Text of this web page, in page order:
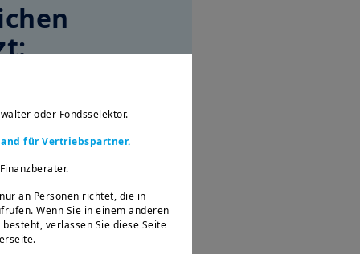
Naturkapitals
fördern
oder Fondsselektor.
für Vertriebspartner.
an Personen richtet, die in
Wenn Sie in einem anderen
verlassen Sie diese Seite